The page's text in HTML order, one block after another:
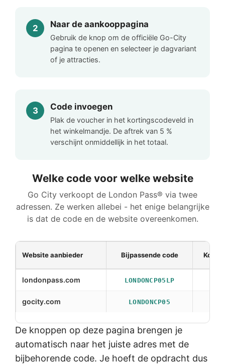
Naar de aankooppagina
Gebruik de knop om de officiële Go-City
pagina te openen en selecteer je dagvariant
of je attracties.
Code invoegen
Plak de voucher in het kortingscodeveld in
het winkelmandje. De aftrek van 5 %
verschijnt onmiddellijk in het totaal.
Welke code voor welke website
Go City verkoopt de London Pass® via twee
adressen. Ze werken allebei - het enige belangrijke
is dat de code en de website overeenkomen.
Website aanbieder Bijpassende code
londonpass.com LONDONCP05LP
gocity.com LONDONCP05
De knoppen op deze pagina brengen je
automatisch naar het juiste adres met de
bijbehorende code. Je hoeft de opdracht dus